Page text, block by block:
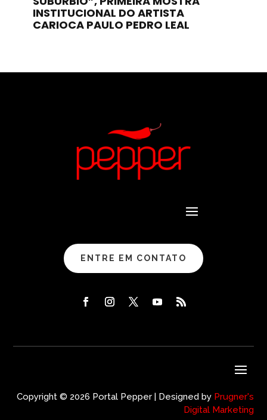
INSTITUCIONAL DO ARTISTA
CARIOCA PAULO PEDRO LEAL
ENTRE EM CONTATO
Copyright © 2026 Portal Pepper | Designed by Prugner's
Digital Marketing